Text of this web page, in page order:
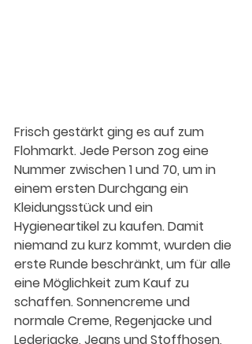
Frisch gestärkt ging es auf zum
Flohmarkt. Jede Person zog eine
Nummer zwischen 1 und 70, um in
einem ersten Durchgang ein
Kleidungsstück und ein
Hygieneartikel zu kaufen. Damit
niemand zu kurz kommt, wurden die
erste Runde beschränkt, um für alle
eine Möglichkeit zum Kauf zu
schaffen. Sonnencreme und
normale Creme, Regenjacke und
Lederjacke, Jeans und Stoffhosen,